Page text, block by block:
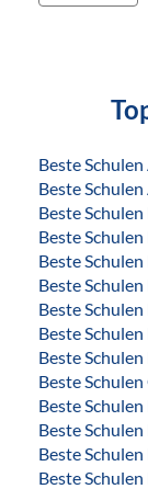
Beste
Beste
Beste
Beste
Beste
Beste
Beste
Beste
Beste
Beste
Beste
Beste
Beste
Beste